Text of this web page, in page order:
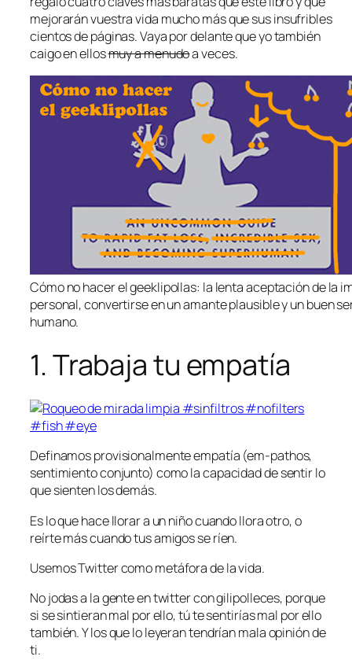
mejorarán vuestra vida mucho más que sus insufribles
cientos de páginas. Vaya por delante que yo también
caigo en ellosmuy a menudoa veces.
Cómo no hacer el geeklipollas: la lenta aceptación de la
personal, convertirse en un amante plausible y un buen
humano.
1. Trabaja tu empatía
Definamos provisionalmente empatía (em-pathos,
sentimiento conjunto) como la capacidad de sentir lo
que sienten los demás.
Es lo que hace llorar a un niño cuando llora otro, o
reírte más cuando tus amigos se ríen.
Usemos Twitter como metáfora de la vida.
No jodas a la gente en twitter con gilipolleces, porque
si se sintieran mal por ello, tú te sentirías mal por ello
también. Y los que lo leyeran tendrían mala opinión de
ti.